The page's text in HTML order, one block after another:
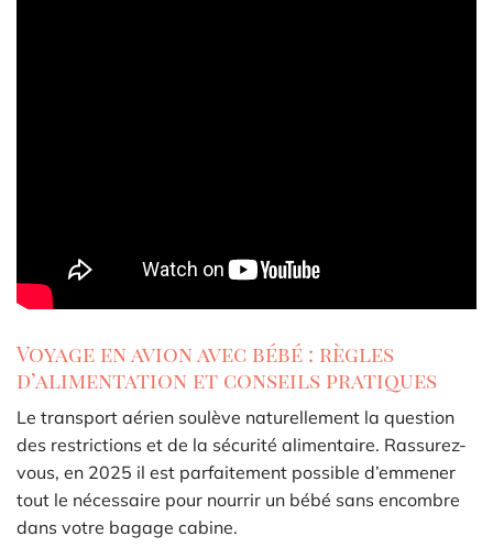
Voyage en avion avec bébé : règles
d’alimentation et conseils pratiques
Le transport aérien soulève naturellement la question
des restrictions et de la sécurité alimentaire. Rassurez-
vous, en 2025 il est parfaitement possible d’emmener
tout le nécessaire pour nourrir un bébé sans encombre
dans votre bagage cabine.